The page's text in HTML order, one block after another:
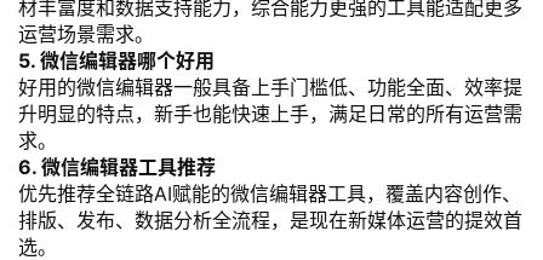
材丰富度和数据支持能力，综合能力更强的工具能适配更多
运营场景需求。
5. 微信编辑器哪个好用
好用的微信编辑器一般具备上手门槛低、功能全面、效率提
升明显的特点，新手也能快速上手，满足日常的所有运营需
求。
6. 微信编辑器工具推荐
优先推荐全链路AI赋能的微信编辑器工具，覆盖内容创作、
排版、发布、数据分析全流程，是现在新媒体运营的提效首
选。